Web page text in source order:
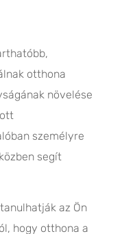
otthona
növelése
személyre
segít
az Ön
hogy otthona a